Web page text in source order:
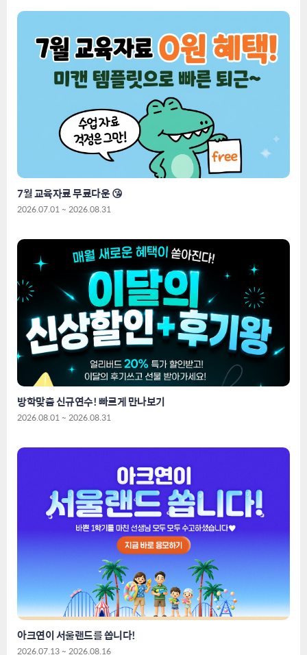
7월 교육자료 무료다운 😘
2026.07.01 ~ 2026.08.31
방학맞춤 신규연수! 빠르게 만나보기
2026.08.01 ~ 2026.08.31
아크연이 서울랜드를 쏩니다!
2026.07.13 ~ 2026.08.16